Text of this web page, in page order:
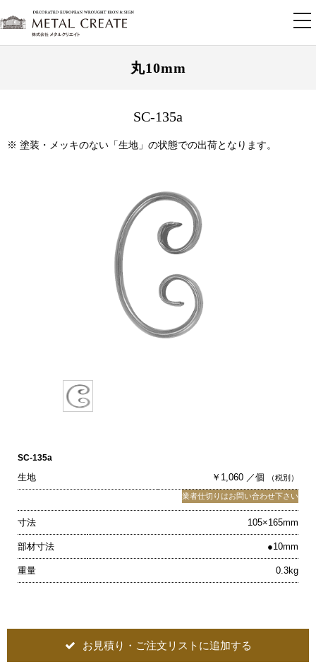
丸10mm
SC-135a
※ 塗装・メッキのない「生地」の状態での出荷となります。
SC-135a
生地 ￥1,060 ／個 （税別）
業者仕切りはお問い合わせ下さい
寸法 105×165mm
部材寸法 ●10mm
重量 0.3kg
お見積り・ご注文リストに追加する